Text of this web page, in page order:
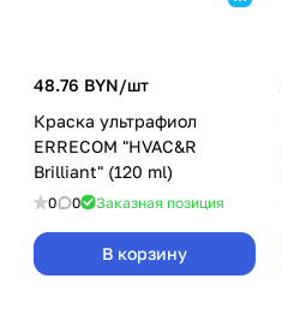
48.76 BYN/шт
Краска ультрафиол
ERRECOM "HVAC&R
Brilliant" (120 ml)
0 0 Заказная позиция
В корзину